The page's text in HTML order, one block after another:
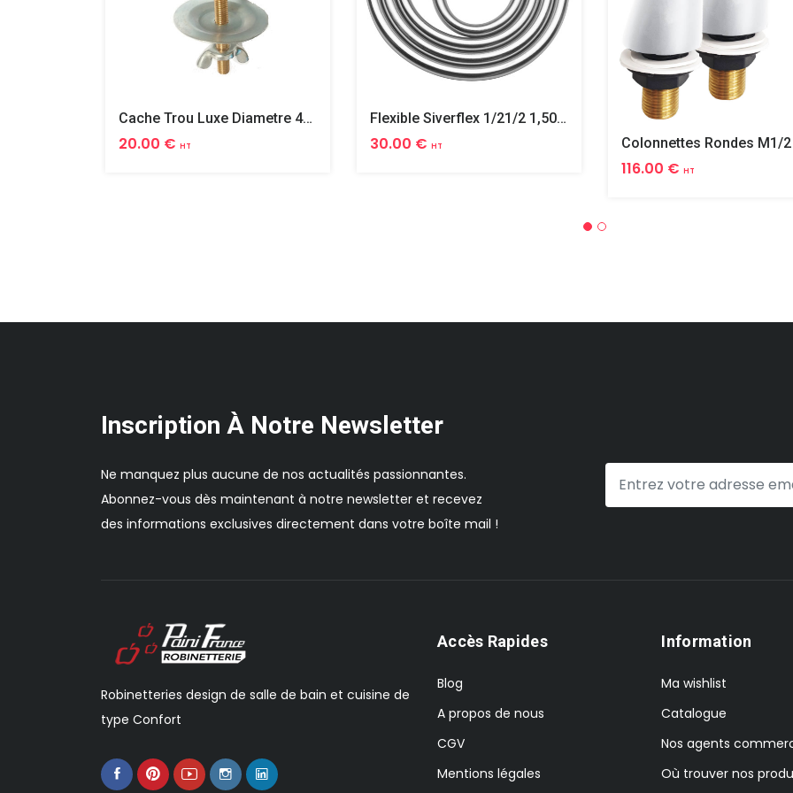
Cache Trou Luxe Diametre 40 Laiton
20.00 € HT
Flexible Siverflex 1/21/2 1,50m Tournant
30.00 € HT
116.00 € HT
Inscription À Notre Newsletter
Ne manquez plus aucune de nos actualités passionnantes.
Abonnez-vous dès maintenant à notre newsletter et recevez
des informations exclusives directement dans votre boîte mail !
Robinetteries design de salle de bain et cuisine de
type Confort
Accès Rapides
Blog
A propos de nous
CGV
Mentions légales
Information
Ma wishlist
Catalogue
Nos agents
Où trouver nos